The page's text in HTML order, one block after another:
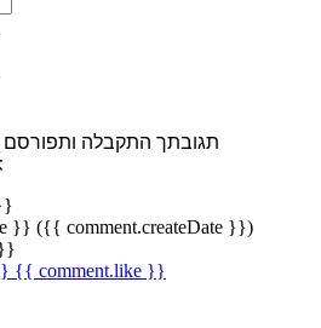
תגובתך התקבלה
}} ({{ comment.createDate }})
{{ comment.like }}